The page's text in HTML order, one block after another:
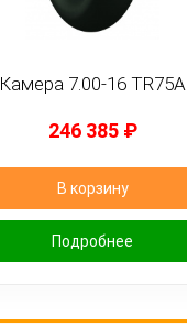
Камера 7.00-16 TR75A
246 385 ₽
В корзину
Подробнее